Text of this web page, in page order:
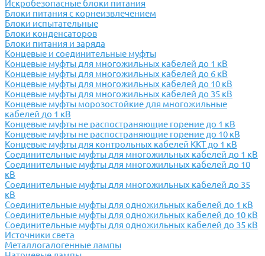
Искробезопасные блоки питания
Блоки питания с корнеизвлечением
Блоки испытательные
Блоки конденсаторов
Блоки питания и заряда
Концевые и соединительные муфты
Концевые муфты для многожильных кабелей до 1 кВ
Концевые муфты для многожильных кабелей до 6 кВ
Концевые муфты для многожильных кабелей до 10 кВ
Концевые муфты для многожильных кабелей до 35 кВ
Концевые муфты морозостойкие для многожильные
кабелей до 1 кВ
Концевые муфты не распостраняющие горение до 1 кВ
Концевые муфты не распостраняющие горение до 10 кВ
Концевые муфты для контрольных кабелей ККТ до 1 кВ
Соединительные муфты для многожильных кабелей до 1 кВ
Соединительные муфты для многожильных кабелей до 10
кВ
Соединительные муфты для многожильных кабелей до 35
кВ
Соединительные муфты для одножильных кабелей до 1 кВ
Соединительные муфты для одножильных кабелей до 10 кВ
Соединительные муфты для одножильных кабелей до 35 кВ
Источники света
Металлогалогенные лампы